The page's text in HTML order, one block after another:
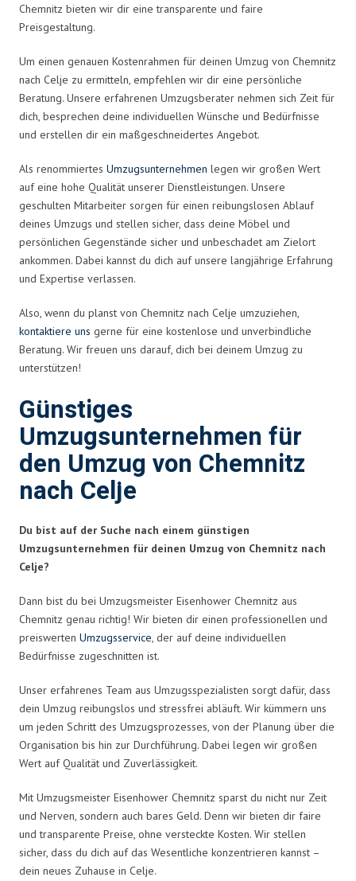
Chemnitz bieten wir dir eine transparente und faire
Preisgestaltung.
Um einen genauen Kostenrahmen für deinen Umzug von Chemnitz
nach Celje zu ermitteln, empfehlen wir dir eine persönliche
Beratung. Unsere erfahrenen Umzugsberater nehmen sich Zeit für
dich, besprechen deine individuellen Wünsche und Bedürfnisse
und erstellen dir ein maßgeschneidertes Angebot.
Als renommiertes Umzugsunternehmen legen wir großen Wert
auf eine hohe Qualität unserer Dienstleistungen. Unsere
geschulten Mitarbeiter sorgen für einen reibungslosen Ablauf
deines Umzugs und stellen sicher, dass deine Möbel und
persönlichen Gegenstände sicher und unbeschadet am Zielort
ankommen. Dabei kannst du dich auf unsere langjährige Erfahrung
und Expertise verlassen.
Also, wenn du planst von Chemnitz nach Celje umzuziehen,
kontaktiere uns gerne für eine kostenlose und unverbindliche
Beratung. Wir freuen uns darauf, dich bei deinem Umzug zu
unterstützen!
Günstiges
Umzugsunternehmen für
den Umzug von Chemnitz
nach Celje
Du bist auf der Suche nach einem günstigen
Umzugsunternehmen für deinen Umzug von Chemnitz nach
Celje?
Dann bist du bei Umzugsmeister Eisenhower Chemnitz aus
Chemnitz genau richtig! Wir bieten dir einen professionellen und
preiswerten Umzugsservice, der auf deine individuellen
Bedürfnisse zugeschnitten ist.
Unser erfahrenes Team aus Umzugsspezialisten sorgt dafür, dass
dein Umzug reibungslos und stressfrei abläuft. Wir kümmern uns
um jeden Schritt des Umzugsprozesses, von der Planung über die
Organisation bis hin zur Durchführung. Dabei legen wir großen
Wert auf Qualität und Zuverlässigkeit.
Mit Umzugsmeister Eisenhower Chemnitz sparst du nicht nur Zeit
und Nerven, sondern auch bares Geld. Denn wir bieten dir faire
und transparente Preise, ohne versteckte Kosten. Wir stellen
sicher, dass du dich auf das Wesentliche konzentrieren kannst –
dein neues Zuhause in Celje.